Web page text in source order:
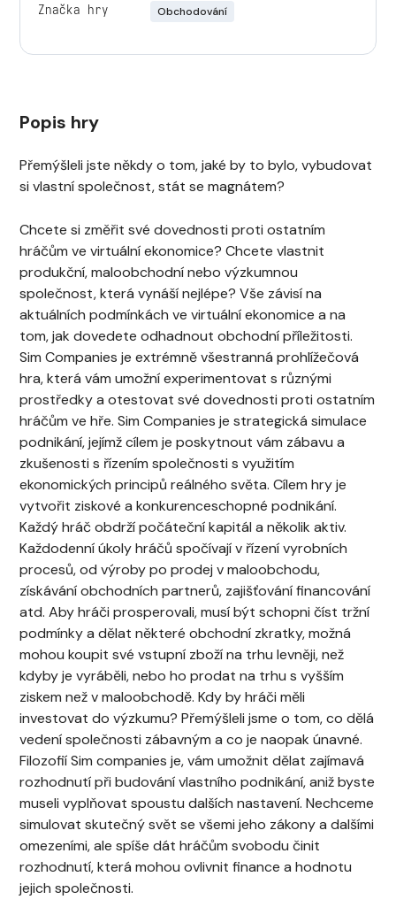
Značka hry Obchodování
Popis hry
Přemýšleli jste někdy o tom, jaké by to bylo, vybudovat
si vlastní společnost, stát se magnátem?
Chcete si změřit své dovednosti proti ostatním
hráčům ve virtuální ekonomice? Chcete vlastnit
produkční, maloobchodní nebo výzkumnou
společnost, která vynáší nejlépe? Vše závisí na
aktuálních podmínkách ve virtuální ekonomice a na
tom, jak dovedete odhadnout obchodní příležitosti.
Sim Companies je extrémně všestranná prohlížečová
hra, která vám umožní experimentovat s různými
prostředky a otestovat své dovednosti proti ostatním
hráčům ve hře. Sim Companies je strategická simulace
podnikání, jejímž cílem je poskytnout vám zábavu a
zkušenosti s řízením společnosti s využitím
ekonomických principů reálného světa. Cílem hry je
vytvořit ziskové a konkurenceschopné podnikání.
Každý hráč obdrží počáteční kapitál a několik aktiv.
Každodenní úkoly hráčů spočívají v řízení vyrobních
procesů, od výroby po prodej v maloobchodu,
získávání obchodních partnerů, zajišťování financování
atd. Aby hráči prosperovali, musí být schopni číst tržní
podmínky a dělat některé obchodní zkratky, možná
mohou koupit své vstupní zboží na trhu levněji, než
kdyby je vyráběli, nebo ho prodat na trhu s vyšším
ziskem než v maloobchodě. Kdy by hráči měli
investovat do výzkumu? Přemýšleli jsme o tom, co dělá
vedení společnosti zábavným a co je naopak únavné.
Filozofií Sim companies je, vám umožnit dělat zajímavá
rozhodnutí při budování vlastního podnikání, aniž byste
museli vyplňovat spoustu dalších nastavení. Nechceme
simulovat skutečný svět se všemi jeho zákony a dalšími
omezeními, ale spíše dát hráčům svobodu činit
rozhodnutí, která mohou ovlivnit finance a hodnotu
jejich společnosti.